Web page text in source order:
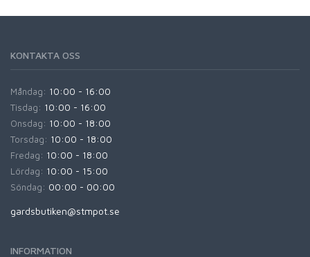
KONTAKTA OSS
Måndag: 10:00 - 16:00
Tisdag: 10:00 - 16:00
Onsdag: 10:00 - 18:00
Torsdag: 10:00 - 18:00
Fredag: 10:00 - 18:00
Lördag: 10:00 - 15:00
Söndag: 00:00 - 00:00
gardsbutiken@stmpot.se
INFORMATION